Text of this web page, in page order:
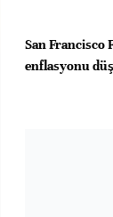
San Francisco
enflasyonu